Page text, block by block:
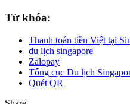
Từ khóa:
Thanh toán tiền Việt tại
du lịch singapore
Zalopay
Tổng cục Du lịch
Quét QR